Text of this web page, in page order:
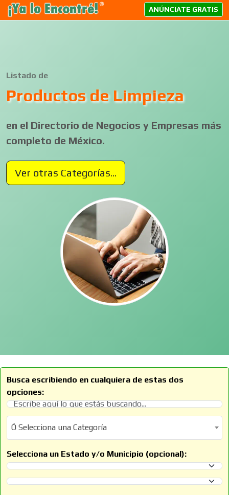
ANÚNCIATE GRATIS
Listado de
Productos de Limpieza
en el Directorio de Negocios y Empresas más
completo de México.
Ver otras Categorías...
Busca escribiendo en cualquiera de estas dos
opciones:
Ó Selecciona una Categoría
Ó Selecciona una Categoría
Selecciona un Estado y/o Municipio (opcional):
Selecciona un Estado
Selecciona un Municipio